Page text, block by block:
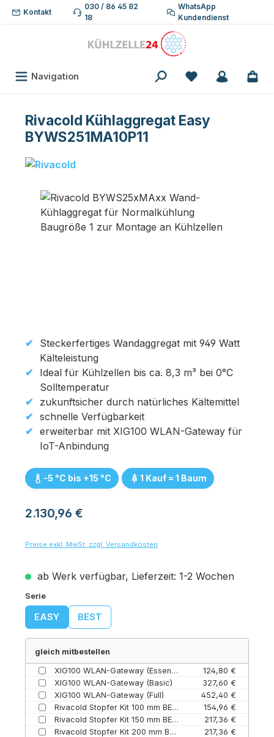
Zum Hauptinhalt springen
Kontakt
030 / 86 45 82
18
WhatsApp
Kundendienst
Navigation Du hast 0
Rivacold Kühlaggregat Easy
BYWS251MA10P11
Bildergalerie überspringen
Steckerfertiges Wandaggregat mit 949 Watt
Kälteleistung
Ideal für Kühlzellen bis ca. 8,3 m³ bei 0°C
Solltemperatur
zukunftsicher durch natürliches Kältemittel
schnelle Verfügbarkeit
erweiterbar mit XIG100 WLAN-Gateway für
IoT-Anbindung
-5 °C bis +15 °C 1 Kauf = 1 Baum
Regulärer Preis:
2.130,96 €
Preise exkl. MwSt. zzgl. Versandkosten
ab Werk verfügbar, Lieferzeit: 1-2 Wochen
Serieauswählen
EASY BEST
gleich mitbestellen
XIG100 WLAN-Gateway (Essential (inklusive))
124,80 €
XIG100 WLAN-Gateway (Basic)
327,60 €
XIG100 WLAN-Gateway (Full)
452,40 €
Rivacold Stopfer Kit 100 mm BEWT – Paneel für Wandaggregate (25 / 100 mm)
154,96 €
Rivacold Stopfer Kit 150 mm BEWT – Paneel für Wandaggregate (25 / 150 mm)
217,36 €
Rivacold Stopfer Kit 200 mm BEWT – Paneel für Wandaggregate (200 mm / 25)
217,36 €